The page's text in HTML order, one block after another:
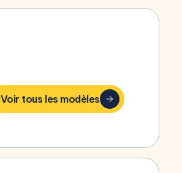
Voir tous les modèles